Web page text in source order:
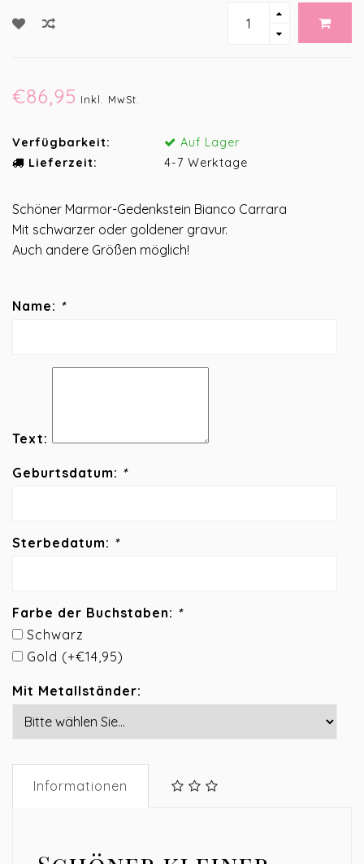
€86,95 Inkl. MwSt.
Verfügbarkeit:
Auf Lager
Lieferzeit:
4-7 Werktage
Schöner Marmor-Gedenkstein Bianco Carrara
Mit schwarzer oder goldener gravur.
Auch andere Größen möglich!
Name: *
Text:
Geburtsdatum: *
Sterbedatum: *
Farbe der Buchstaben: *
Schwarz
Gold (+€14,95)
Mit Metallständer:
Informationen